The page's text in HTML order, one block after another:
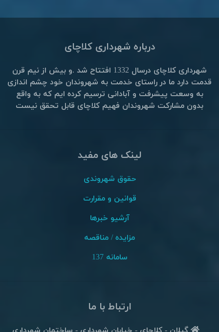
درباره شهرداری کلاچای
شهرداری کلاچای درسال 1332 افتتاح شد .و بیش از نیم قرن
قدمت دارد ما در راستای خدمت به شهروندان خود چشم اندازی
به وسعت پیشرفت و آبادانی ترسیم کرده ایم که به واقع
بدون مشارکت شهروندان فهیم کلاچای قابل تحقق نیست
لینک های مفید
حقوق شهروندی
قوانین و مقرارت
آرشیو خبرها
مزایده / مناقصه
سامانه 137
ارتباط با ما